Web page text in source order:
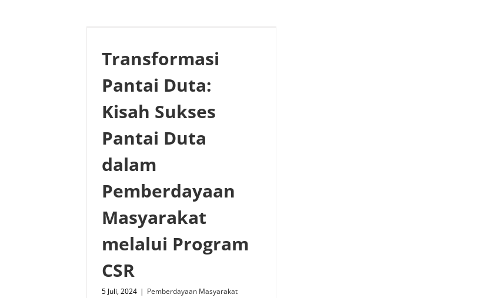
Transformasi
Pantai Duta:
Kisah Sukses
Pantai Duta
dalam
Pemberdayaan
Masyarakat
melalui Program
CSR
5 Juli, 2024 | Pemberdayaan Masyarakat